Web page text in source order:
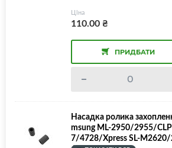
Ціна
110.00₴
ПРИДБАТИ
Насадка ролика
msung ML-2950/2955/
7/4728/Xpress SL-